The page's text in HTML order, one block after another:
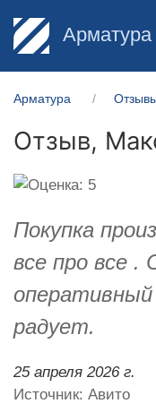
Арматура
Арматура
Отзыв,
Покупка
все про все .
оперативный
радует.
25 апреля 2026 г.
Источник: Авито